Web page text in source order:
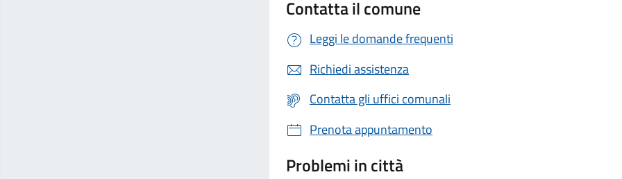
Contatta il comune
Leggi le domande frequenti
Richiedi assistenza
Contatta gli uffici comunali
Prenota appuntamento
Problemi in città